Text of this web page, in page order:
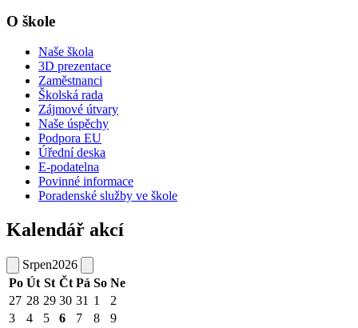
O škole
Naše škola
3D prezentace
Zaměstnanci
Školská rada
Zájmové útvary
Naše úspěchy
Podpora EU
Úřední deska
E-podatelna
Povinné informace
Poradenské služby ve škole
Kalendář akcí
Srpen2026
Po Út St Čt Pá So Ne
27 28 29 30 31 1
2
3
4 5 6 7 8
9